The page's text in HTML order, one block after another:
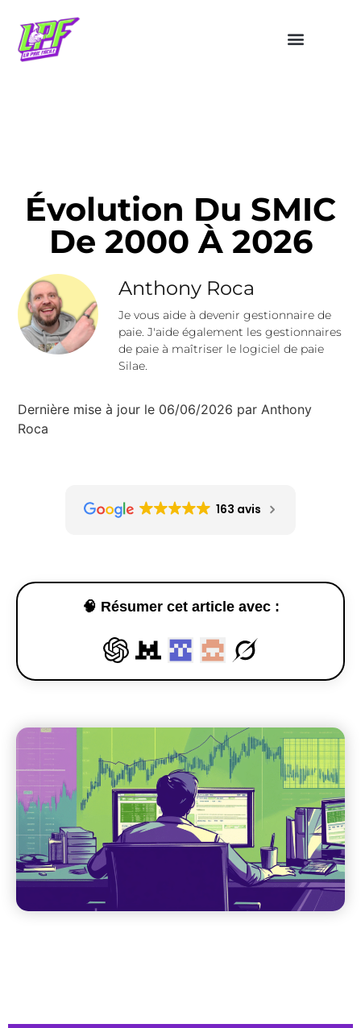
Évolution Du SMIC
De 2000 À 2026
Anthony Roca
Je vous aide à devenir gestionnaire de
paie. J'aide également les gestionnaires
de paie à maîtriser le logiciel de paie
Silae.
Dernière mise à jour le 06/06/2026 par Anthony
Roca
163 avis
🧠 Résumer cet article avec :